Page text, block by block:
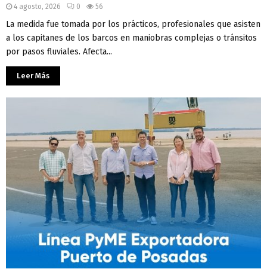
4 agosto, 2026 0 56
La medida fue tomada por los prácticos, profesionales que asisten
a los capitanes de los barcos en maniobras complejas o tránsitos
por pasos fluviales. Afecta...
Leer Más